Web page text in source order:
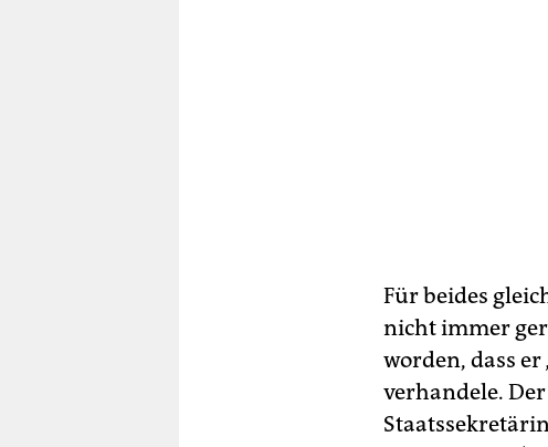
Für beides
nicht immer
worden, dass
verhandele.